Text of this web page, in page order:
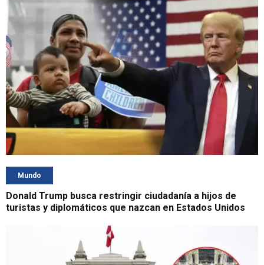
Mundo
Donald Trump busca restringir ciudadanía a hijos de
turistas y diplomáticos que nazcan en Estados Unidos